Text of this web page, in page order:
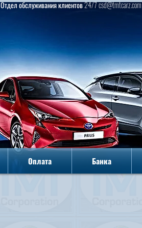
Оплата Банка
Отдел обслуживания клиентов 24/7 csd@tmtcarz.com
Оплата Банка